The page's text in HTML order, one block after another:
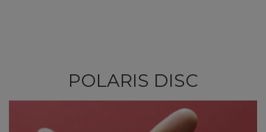
POLARIS DISC